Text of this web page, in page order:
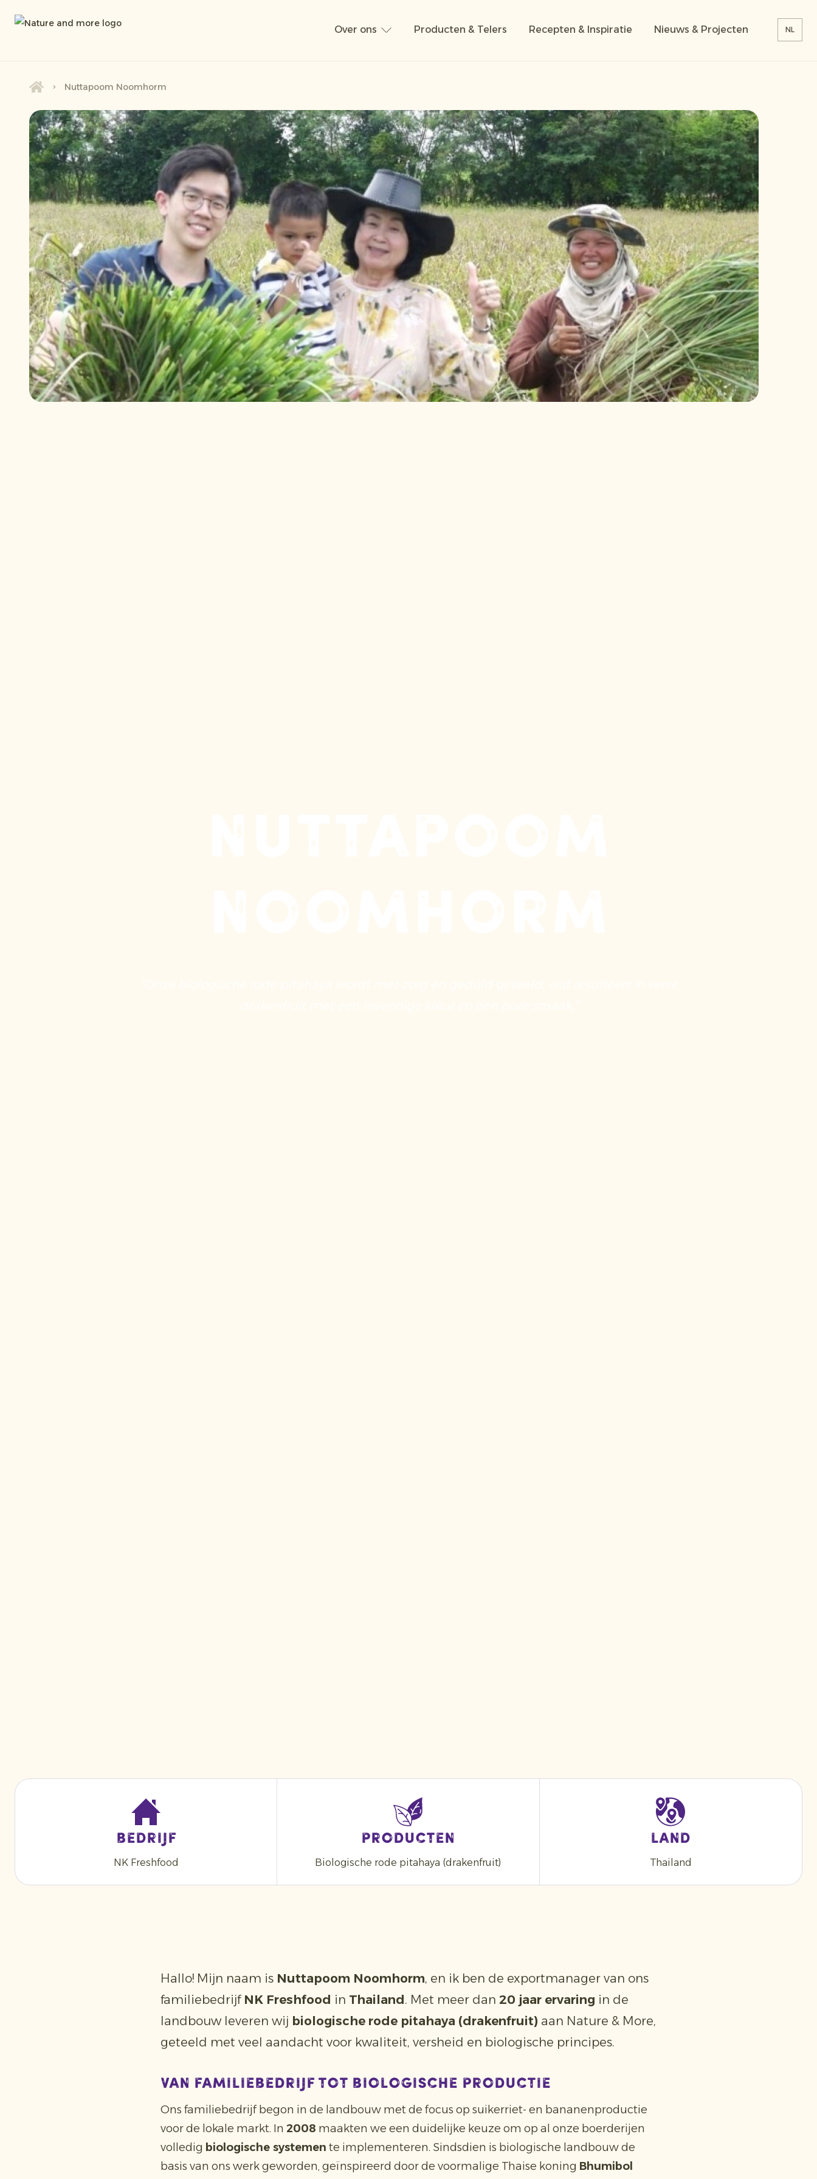
NL
Over ons Producten & Telers Recepten & Inspiratie Nieuws & Projecten
Nuttapoom Noomhorm
Bedrijf
NK Freshfood
Producten
Biologische rode pitahaya (drakenfruit)
Land
Thailand
Hallo! Mijn naam is Nuttapoom Noomhorm, en ik ben de exportmanager van ons
familiebedrijf NK Freshfood in Thailand. Met meer dan 20 jaar ervaring in de
landbouw leveren wij biologische rode pitahaya (drakenfruit) aan Nature & More,
geteeld met veel aandacht voor kwaliteit, versheid en biologische principes.
Van familiebedrijf tot biologische productie
Ons familiebedrijf begon in de landbouw met de focus op suikerriet- en bananenproductie
voor de lokale markt. In 2008 maakten we een duidelijke keuze om op al onze boerderijen
volledig biologische systemen te implementeren. Sindsdien is biologische landbouw de
basis van ons werk geworden, geïnspireerd door de voormalige Thaise koning Bhumibol